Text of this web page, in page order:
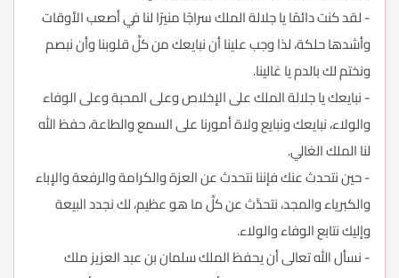
- لقد كنت دائمًا يا جلالة الملك سراجًا منيرًا لنا في أصعب الأوقات
وأشدها حلكة، لذا وجب علينا أن نبايعك من كلِّ قلوبنا وأن نبصم
ونختم لك بالدم يا غالينا.
- نبايعك يا جلالة الملك على الإخلاص وعلى المحبة وعلى الوفاء
والولاء، نبايعك ونبايع ولاة أمورنا على السمع والطاعة، حفظ الله
لنا الملك الغالي.
- حين نتحدث عنك فإننا نتحدث عن العزة والكرامة والرفعة والإباء
والكبرياء والمجد، نتحدَّث عن كلِّ ما هو عظيم، لك نجدد البيعة
وإليك نتابع الوفاء والولاء.
- نسأل الله تعالى أن يحفظ الملك سلمان بن عبد العزيز ملك